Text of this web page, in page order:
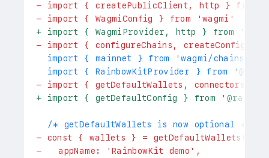
- import { createPublicClient, http } from
- import { WagmiConfig } from 'wagmi'
+ import { WagmiProvider, http } from
- import { configureChains, createConfig }
import { mainnet } from 'wagmi/chains'
import { RainbowKitProvider } from
- import { getDefaultWallets,
+ import { getDefaultConfig } from
/* getDefaultWallets is now optional */
- const { wallets } = getDefaultWallets({
-
   appName: 'RainbowKit demo',